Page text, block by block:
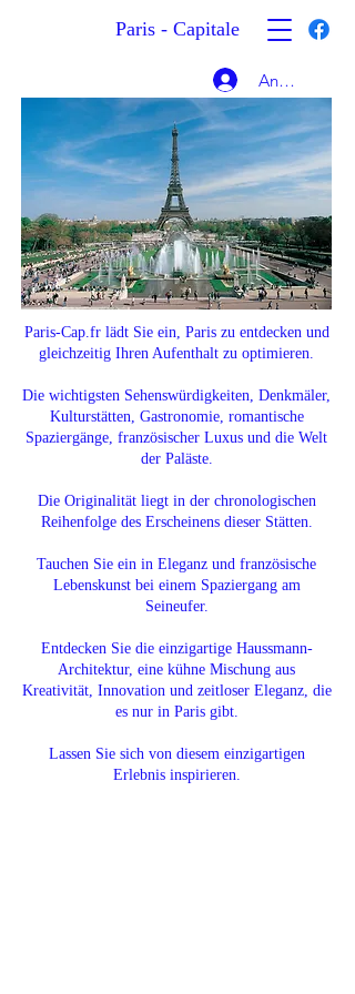
Paris - Capitale
Anmelden
Paris-Cap.fr lädt Sie ein, Paris zu entdecken und
gleichzeitig Ihren Aufenthalt zu optimieren.
Die wichtigsten Sehenswürdigkeiten, Denkmäler,
Kulturstätten, Gastronomie, romantische
Spaziergänge, französischer Luxus und die Welt
der Paläste.
Die Originalität liegt in der chronologischen
Reihenfolge des Erscheinens dieser Stätten.
Tauchen Sie ein in Eleganz und französische
Lebenskunst bei einem Spaziergang am
Seineufer.
Entdecken Sie die einzigartige Haussmann-
Architektur, eine kühne Mischung aus
Kreativität, Innovation und zeitloser Eleganz, die
es nur in Paris gibt.
Lassen Sie sich von diesem einzigartigen
Erlebnis inspirieren.